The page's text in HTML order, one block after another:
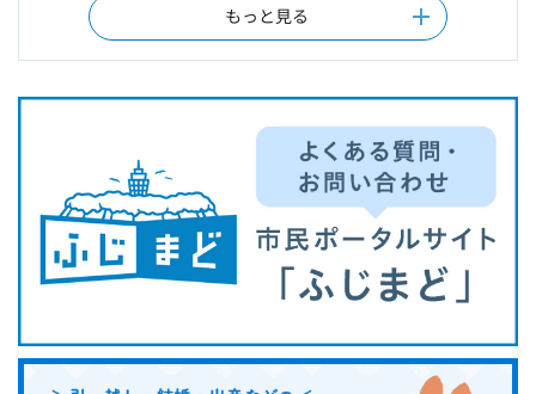
もっと見る